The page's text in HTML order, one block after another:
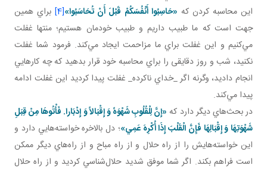
اين محاسبه کردن که «حَاسِبُوا أَنْفُسَكُمْ قَبْلَ أَنْ تُحَاسَبُوا»[4] براي همين
جهت است که ما طبيب داريم و طبيب خودمان هستيم؛ منتها غفلت
مي‌کنيم و اين غفلت براي ما مزاحمت ايجاد مي‌کند. فرمود شما غفلت
نکنيد، شب و روز دقايقی را براي محاسبه خود قرار بدهيد که چه کارهايي
انجام داديد، وگرنه اگر _خداي ناکرده_ غفلت پيدا کرديد اين غفلت ادامه
پيدا مي‌کند.
در بحث‌هاي ديگر دارد که «إِنَّ لِلْقُلُوبِ شَهْوَهً وَ إِقْبَالاً وَ إِدْبَارا. فَأْتُوهَا مِنْ قِبَلِ
شَهْوَتِهَا وَ إِقْبَالِهَا فَإِنَّ الْقَلْبَ إِذَا أُکْرِهَ عَمِي»؛ دل بالاخره خواسته‌هايي دارد و
اين خواسته‌هايش را از راه حلال و از راه مباح و از راه‌هاي ديگر ممکن
است فراهم بکند. اگر شما موفق شديد حلال‌شناسي کرديد و از راه حلال